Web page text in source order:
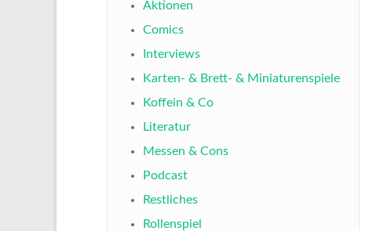
Aktionen
Comics
Interviews
Karten- & Brett- & Miniaturenspiele
Koffein & Co
Literatur
Messen & Cons
Podcast
Restliches
Rollenspiel